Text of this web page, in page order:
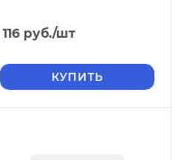
116 руб./шт
КУПИТЬ